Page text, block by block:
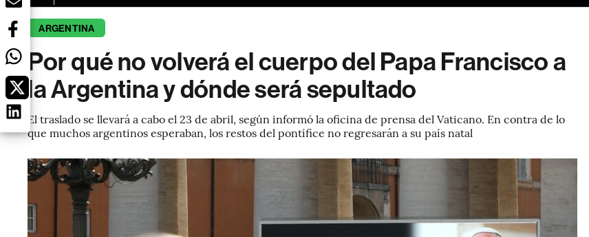
ARGENTINA
Por qué no volverá el cuerpo del Papa Francisco a
la Argentina y dónde será sepultado
El traslado se llevará a cabo el 23 de abril, según informó la oficina de prensa del Vaticano. En contra de lo
que muchos argentinos esperaban, los restos del pontífice no regresarán a su país natal